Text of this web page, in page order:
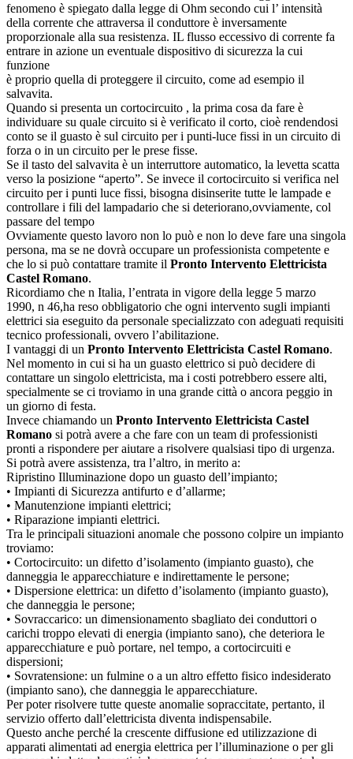
fenomeno è spiegato dalla legge di Ohm secondo cui l’ intensità
della corrente che attraversa il conduttore è inversamente
proporzionale alla sua resistenza. IL flusso eccessivo di corrente fa
entrare in azione un eventuale dispositivo di sicurezza la cui
funzione
è proprio quella di proteggere il circuito, come ad esempio il
salvavita.
Quando si presenta un cortocircuito , la prima cosa da fare è
individuare su quale circuito si è verificato il corto, cioè rendendosi
conto se il guasto è sul circuito per i punti-luce fissi in un circuito di
forza o in un circuito per le prese fisse.
Se il tasto del salvavita è un interruttore automatico, la levetta scatta
verso la posizione “aperto”. Se invece il cortocircuito si verifica nel
circuito per i punti luce fissi, bisogna disinserite tutte le lampade e
controllare i fili del lampadario che si deteriorano,ovviamente, col
passare del tempo
Ovviamente questo lavoro non lo può e non lo deve fare una singola
persona, ma se ne dovrà occupare un professionista competente e
che lo si può contattare tramite il Pronto Intervento Elettricista
Castel Romano.
Ricordiamo che n Italia, l’entrata in vigore della legge 5 marzo
1990, n 46,ha reso obbligatorio che ogni intervento sugli impianti
elettrici sia eseguito da personale specializzato con adeguati requisiti
tecnico professionali, ovvero l’abilitazione.
I vantaggi di un Pronto Intervento Elettricista Castel Romano.
Nel momento in cui si ha un guasto elettrico si può decidere di
contattare un singolo elettricista, ma i costi potrebbero essere alti,
specialmente se ci troviamo in una grande città o ancora peggio in
un giorno di festa.
Invece chiamando un Pronto Intervento Elettricista Castel
Romano si potrà avere a che fare con un team di professionisti
pronti a rispondere per aiutare a risolvere qualsiasi tipo di urgenza.
Si potrà avere assistenza, tra l’altro, in merito a:
Ripristino Illuminazione dopo un guasto dell’impianto;
• Impianti di Sicurezza antifurto e d’allarme;
• Manutenzione impianti elettrici;
• Riparazione impianti elettrici.
Tra le principali situazioni anomale che possono colpire un impianto
troviamo:
• Cortocircuito: un difetto d’isolamento (impianto guasto), che
danneggia le apparecchiature e indirettamente le persone;
• Dispersione elettrica: un difetto d’isolamento (impianto guasto),
che danneggia le persone;
• Sovraccarico: un dimensionamento sbagliato dei conduttori o
carichi troppo elevati di energia (impianto sano), che deteriora le
apparecchiature e può portare, nel tempo, a cortocircuiti e
dispersioni;
• Sovratensione: un fulmine o a un altro effetto fisico indesiderato
(impianto sano), che danneggia le apparecchiature.
Per poter risolvere tutte queste anomalie sopraccitate, pertanto, il
servizio offerto dall’elettricista diventa indispensabile.
Questo anche perché la crescente diffusione ed utilizzazione di
apparati alimentati ad energia elettrica per l’illuminazione o per gli